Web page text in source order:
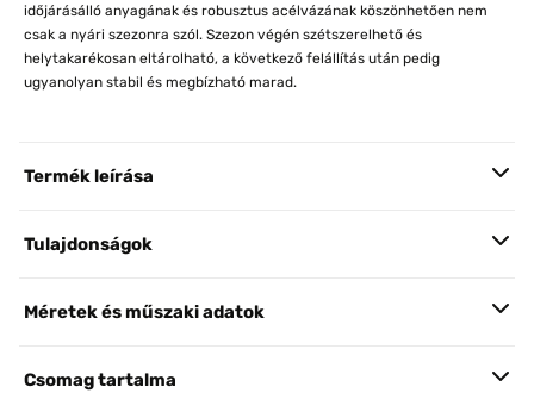
időjárásálló anyagának és robusztus acélvázának köszönhetően nem
csak a nyári szezonra szól. Szezon végén szétszerelhető és
helytakarékosan eltárolható, a következő felállítás után pedig
ugyanolyan stabil és megbízható marad.
Termék leírása
Tulajdonságok
Méretek és műszaki adatok
Csomag tartalma